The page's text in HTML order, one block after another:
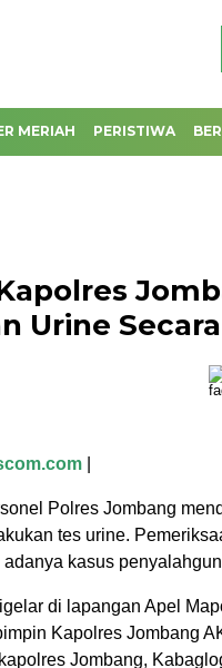
MERIAH PERISTIWA
Urine
Polres Jombang
tes urine.
kasus
di lapangan Apel
Kapolres Jombang
Jombang,